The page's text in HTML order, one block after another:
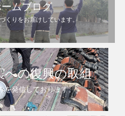
ムブログ
くりをお届けしています。
への復興の取組
を発信しております。